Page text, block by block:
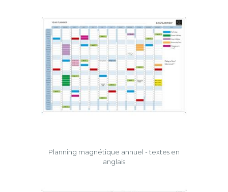
Planning magnétique annuel - textes en
anglais